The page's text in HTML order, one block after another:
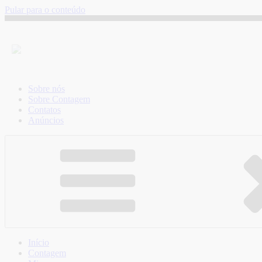
Pular para o conteúdo
Sobre nós
Sobre Contagem
Contatos
Anúncios
Início
Contagem